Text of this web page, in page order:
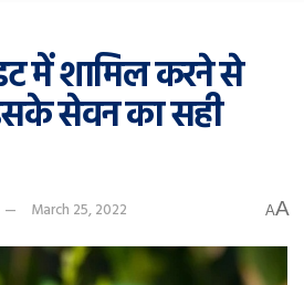
में शामिल करने से
सेवन का सही
March 25, 2022 AA